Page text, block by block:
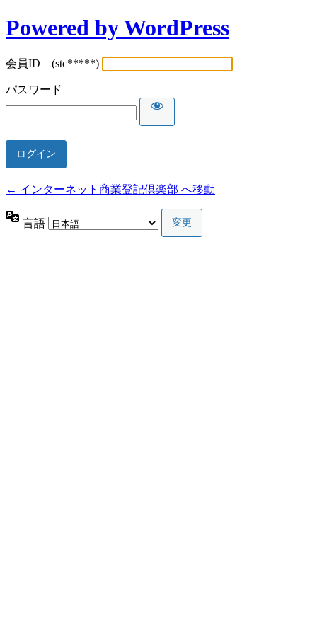
Powered by WordPress
会員ID (stc*****)
パスワード
← インターネット商業登記倶楽部 へ移動
言語